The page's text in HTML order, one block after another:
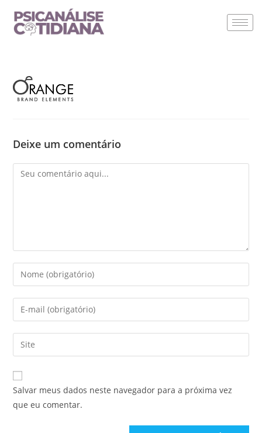
Deixe um comentário
Salvar meus dados neste navegador para a próxima vez
que eu comentar.